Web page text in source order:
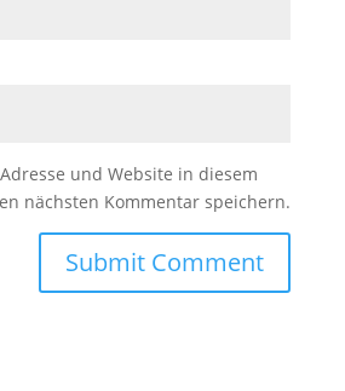
und Website in diesem
nächsten Kommentar speichern.